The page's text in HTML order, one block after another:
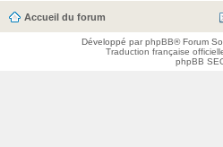
Accueil du forum
Développé parphpBB® Forum
Traduction française
phpBB